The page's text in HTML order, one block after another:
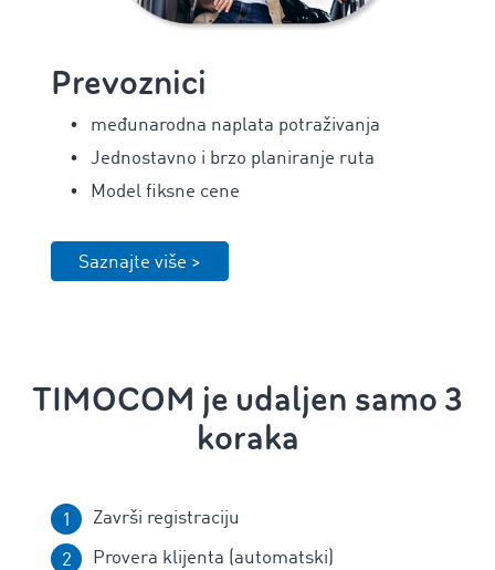
Prevoznici
međunarodna naplata potraživanja
Jednostavno i brzo planiranje ruta
Model fiksne cene
Saznajte više >
TIMOCOM je udaljen samo 3
koraka
Završi registraciju
Provera klijenta (automatski)